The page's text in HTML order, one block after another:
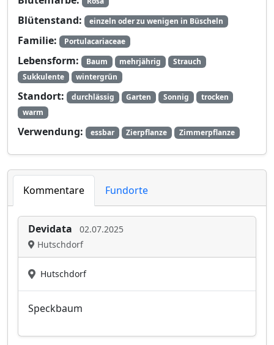
Blütenstand: einzeln oder zu wenigen in Büscheln
Familie: Portulacariaceae
Lebensform: Baum mehrjährig
Strauch
Sukkulente
wintergrün
Standort: durchlässig Garten Sonnig
trocken
warm
Verwendung: essbar Zierpflanze Zimmerpflanze
Kommentare Fundorte
Devidata
02.07.2025
Hutschdorf
Hutschdorf
Speckbaum